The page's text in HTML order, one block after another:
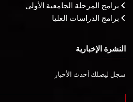
برامج المرحلة الجامعية الأولى
برامج الدراسات العليا
النشرة الإخبارية
سجل ليصلك أحدث الأخبار